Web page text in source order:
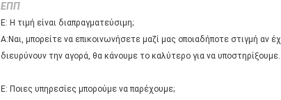
ΕΠΠ
Ε: Η τιμή είναι διαπραγματεύσιμη;
Α:Ναι, μπορείτε να επικοινωνήσετε μαζί μας οποιαδήποτε στιγμή αν
διευρύνουν την αγορά, θα κάνουμε το καλύτερο για να υποστηρίξουμε.
Ε: Ποιες υπηρεσίες μπορούμε να παρέχουμε;